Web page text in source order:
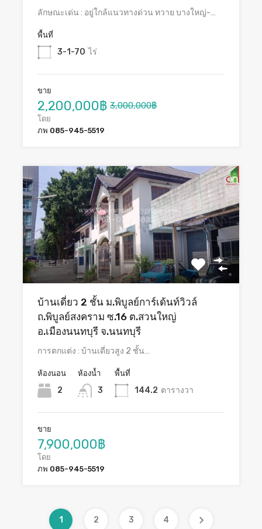
ลักษณะเด่น : อยู่ใกล้แนวทางด่วน ทวาย บางใหญ่-…
พื้นที่
3-1-70 ไร่
ขาย
2,200,000฿ 3,000,000฿
โดย
ภพ 085-945-5519
บ้านเดี่ยว 2 ชั้น ม.พิบูลย์การ์เด้นท์วิวล์
ถ.พิบูลย์สงคราม ซ.16 ต.สวนใหญ่
อ.เมืองนนทบุรี จ.นนทบุรี
การตกแต่ง : บ้านเดี่ยวสูง 2 ชั้น…
ห้องนอน
2
ห้องน้ำ
3
พื้นที่
144.2 ตารางวา
ขาย
7,900,000฿
โดย
ภพ 085-945-5519
1 2 3 4